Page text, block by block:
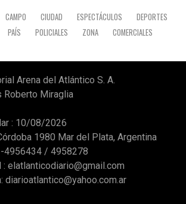
CAMPO CIUDAD ESPECTÁCULOS
DEPORTES
PAÍS POLICIALES ZONA COMERCIALES
Arena del Atlántico S. A.
Roberto Miraglia
: 10/08/2026
1980 Mar del Plata, Argentina
4956434 / 4958278
: elatlanticodiario@gmail.com
diarioatlantico@yahoo.com.ar